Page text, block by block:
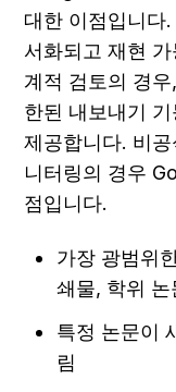
대한 이점입니다
서화되고 재현
계적 검토의 경
한된 내보내기
제공합니다. 비
니터링의 경우
점입니다.
가장 광범위
쇄물, 학위
특정 논문이
림